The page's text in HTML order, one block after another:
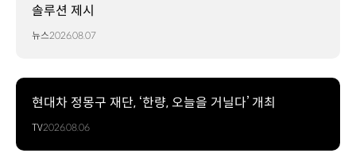
솔루션 제시
뉴스2026.08.07
현대차 정몽구 재단, ‘한량, 오늘을 거닐다’ 개최
TV2026.08.06